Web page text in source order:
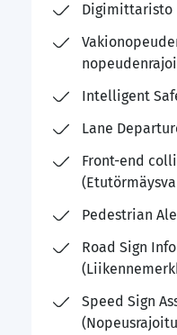
Digimittaristo
Intelligent
Lane
Front-end
Pedestrian
Road Sign
Speed Sign